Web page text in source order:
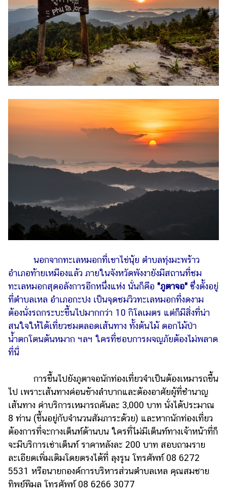
นอกจากทะเลหมอกที่เขาไข่นุ้ย ตำบลทุ่งมะพร้าว
อำเภอท้ายเหมืองแล้ว ภายในจังหวัดพังงายังมีสถานที่ชม
ทะเลหมอกสุดอลังการอีกหนึ่งแห่ง นั่นก็คือ "ภูตาจอ" ซึ่งตั้งอยู่
ที่ตำบลเหล อำเภอกะปง เป็นจุดชมวิวทะเลหมอกที่งดงาม
ต้องนั่งรถกระบะขึ้นไปมากกว่า 10 กิโลเมตร แต่ก็มีสิ่งที่น่า
สนใจให้ได้เที่ยวชมตลอดเส้นทาง ทั้งต้นไม้ ดอกไม้ป่า
น้ำตกโตนต้นหมาก ฯลฯ ใครที่ชอบการผจญภัยต้องไม่พลาด
ที่นี่
การขึ้นไปยังภูตาจอนักท่องเที่ยวจำเป็นต้องเหมารถขึ้น
ไป เพราะเส้นทางค่อนข้างลำบากและต้องอาศัยผู้ที่ชำนาญ
เส้นทาง ค่าบริการเหมารถคันละ 3,000 บาท นั่งได้ประมาณ
8 ท่าน (ขึ้นอยู่กับจำนวนสัมภาระด้วย) และหากนักท่องเที่ยว
ต้องการที่จะกางเต็นท์ด้านบน ใครที่ไม่มีเต็นท์ทางเจ้าหน้าที่ก็
จะมีบริการเช่าเต็นท์ ราคาหลังละ 200 บาท สอบถามราย
ละเอียดเพิ่มเติมโดยตรงได้ที่ ลุงรูน โทรศัพท์ 08 6272
5531 หรือนายกองค์การบริหารส่วนตำบลเหล คุณสมชาย
ทิพย์พิมล โทรศัพท์ 08 6266 3077